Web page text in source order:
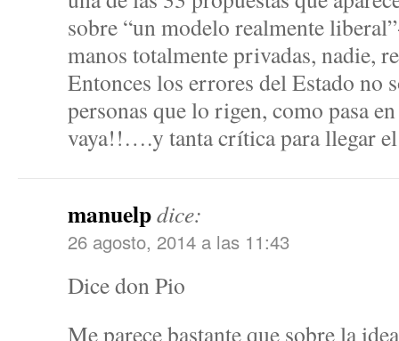
sobre “un modelo realmente
manos totalmente privadas, nadie,
Entonces los errores del Estado no
personas que lo rigen, como pasa
vaya!!….y tanta crítica para llegar
manuelpdice:
26 agosto, 2014 a las 11:43
Dice don Pio
Me parece bastante que sobre la